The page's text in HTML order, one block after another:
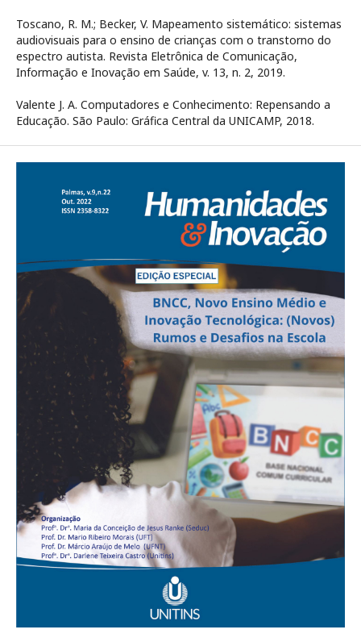
Toscano, R. M.; Becker, V. Mapeamento sistemático: sistemas
audiovisuais para o ensino de crianças com o transtorno do
espectro autista. Revista Eletrônica de Comunicação,
Informação e Inovação em Saúde, v. 13, n. 2, 2019.
Valente J. A. Computadores e Conhecimento: Repensando a
Educação. São Paulo: Gráfica Central da UNICAMP, 2018.